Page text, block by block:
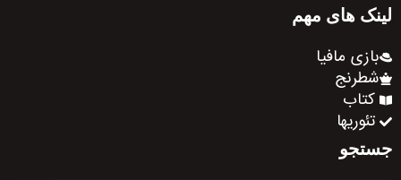
لینک های مهم
بازی مافیا
شطرنج
کتاب
تئوریها
جستجو